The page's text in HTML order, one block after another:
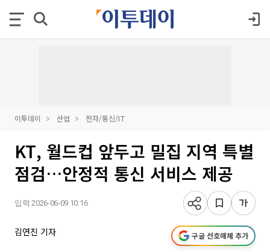
이투데이 산업 전자/통신/IT
KT, 월드컵 앞두고 밀집 지역 특별
점검…안정적 통신 서비스 제공
입력 2026-06-09 10:16
김연진 기자 구글 선호매체 추가